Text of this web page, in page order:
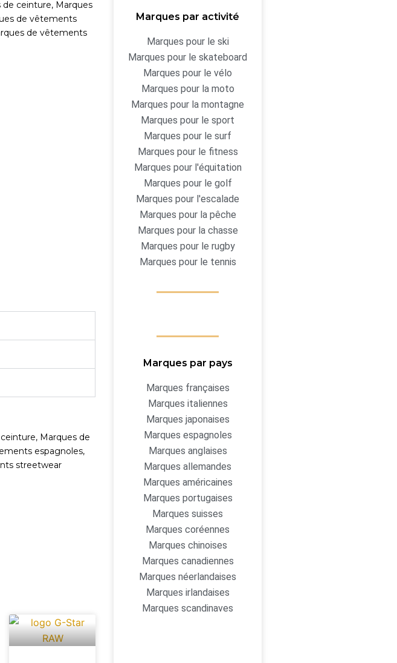
de ceinture, Marques
de vêtements
de vêtements
, Marques de
espagnoles,
streetwear
Marques par activité
Marques pour le ski
Marques pour le skateboard
Marques pour le vélo
Marques pour la moto
Marques pour la montagne
Marques pour le sport
Marques pour le surf
Marques pour le fitness
Marques pour l'équitation
Marques pour le golf
Marques pour l'escalade
Marques pour la pêche
Marques pour la chasse
Marques pour le rugby
Marques pour le tennis
Marques par pays
Marques françaises
Marques italiennes
Marques japonaises
Marques espagnoles
Marques anglaises
Marques allemandes
Marques américaines
Marques portugaises
Marques suisses
Marques coréennes
Marques chinoises
Marques canadiennes
Marques néerlandaises
Marques irlandaises
Marques scandinaves